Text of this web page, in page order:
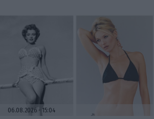
06.08.2026 15:04